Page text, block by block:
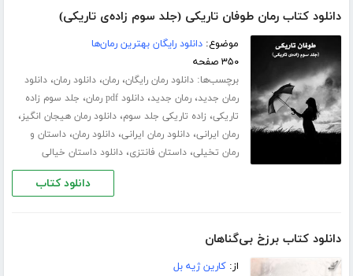
دانلود کتاب رمان طوفان تاریکی (جلد سوم زاده‌ی تاریکی)
موضوع:دانلود رایگان بهترین رمان‌ها
۳۵۰ صفحه
برچسب‌ها:دانلود رمان رایگان،رمان،دانلود رمان،دانلود
رمان جدید،رمان جدید،دانلود pdf رمان ، جلد سوم زاده
تاریکی، زاده تاریکی جلد سوم،دانلود رمان هیجان انگیز،
رمان ایرانی،دانلود رمان ایرانی،دانلود رمان،داستان و
رمان تخیلی،داستان فانتزی،دانلود داستان خیالی
دانلود کتاب
دانلود کتاب برزخ بی‌گناهان
از:کارین ژیه بل